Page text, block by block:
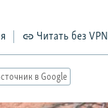
Читать без VPN
в Google